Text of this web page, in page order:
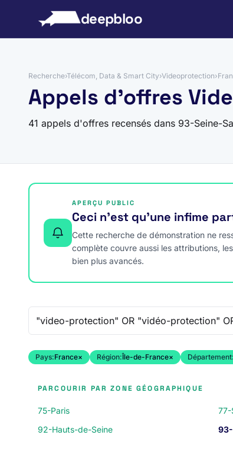
deepbloo
Recherche›Télécom, Data & Smart City›Videoprotection›
Appels d'offres
41 appels d'offres recensés dans 93-Seine-
APERÇU PUBLIC
Ceci n’est qu’une infime
Cette recherche de démonstration ne
complète couvre aussi les attributions,
bien plus avancés.
Pays:France× Région:Île-de-France× Département:
PARCOURIR PAR ZONE GÉOGRAPHIQUE
75-Paris 77-
92-Hauts-de-Seine